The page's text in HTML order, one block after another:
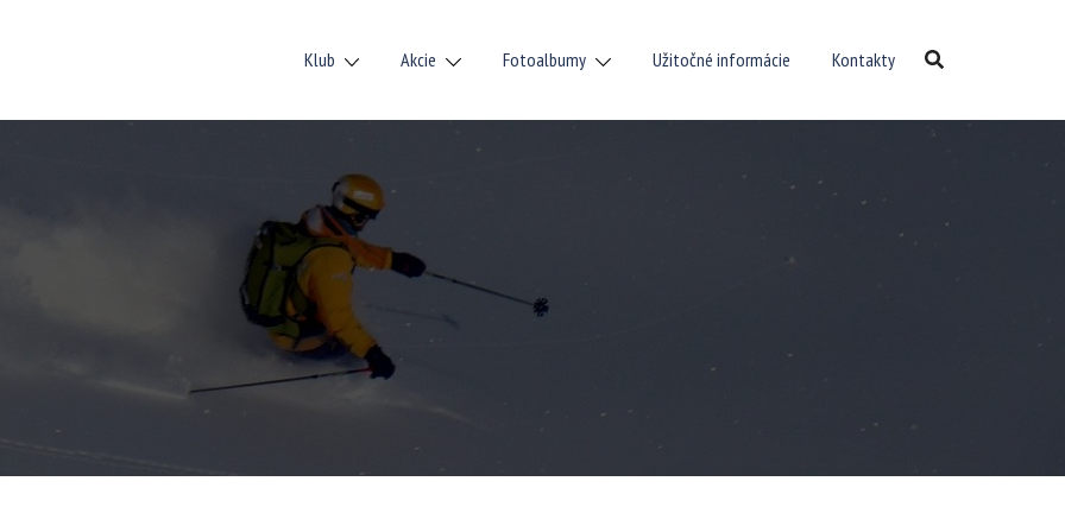
Klub Akcie Fotoalbumy Užitočné informácie Kontakty